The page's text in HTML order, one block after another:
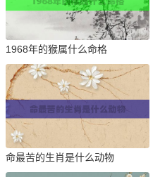
1968年的猴属什么命格
命最苦的生肖是什么动物